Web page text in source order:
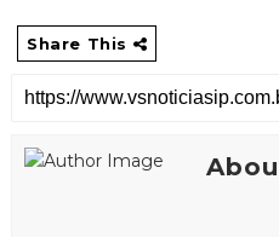
Share This